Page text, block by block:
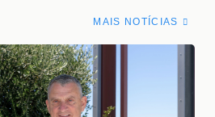
MAIS NOTÍCIAS